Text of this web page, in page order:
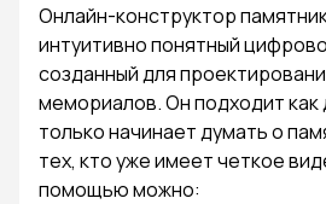
Онлайн-конструктор
интуитивно понятный
созданный для
мемориалов. Он подходит как
только начинает думать о
тех, кто уже имеет четкое
помощью можно: